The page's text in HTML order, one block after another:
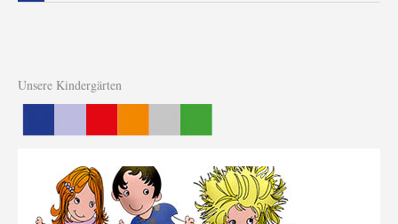
Unsere Kindergärten